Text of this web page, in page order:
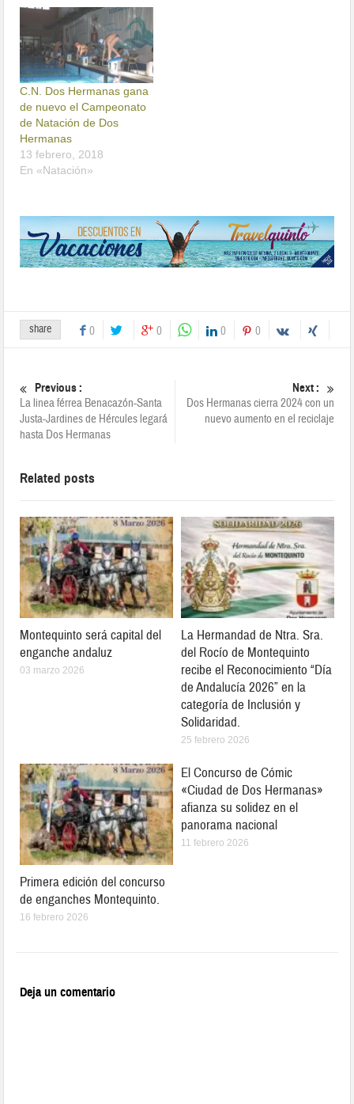
C.N. Dos Hermanas gana
de nuevo el Campeonato
de Natación de Dos
Hermanas
13 febrero, 2018
En «Natación»
share 0 0 0 0
Previous :
La linea férrea Benacazón-Santa
Justa-Jardines de Hércules legará
hasta Dos Hermanas
Next :
Dos Hermanas cierra 2024 con un
nuevo aumento en el reciclaje
Related posts
Montequinto será capital del
enganche andaluz
03 marzo 2026
La Hermandad de Ntra. Sra.
del Rocío de Montequinto
recibe el Reconocimiento “Día
de Andalucía 2026” en la
categoría de Inclusión y
Solidaridad.
25 febrero 2026
Primera edición del concurso
de enganches Montequinto.
16 febrero 2026
El Concurso de Cómic
«Ciudad de Dos Hermanas»
afianza su solidez en el
panorama nacional
11 febrero 2026
Deja un comentario